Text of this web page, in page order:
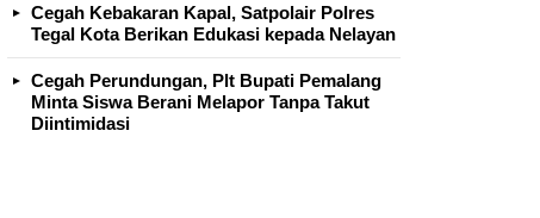
Cegah Kebakaran Kapal, Satpolair Polres
Tegal Kota Berikan Edukasi kepada Nelayan
Cegah Perundungan, Plt Bupati Pemalang
Minta Siswa Berani Melapor Tanpa Takut
Diintimidasi